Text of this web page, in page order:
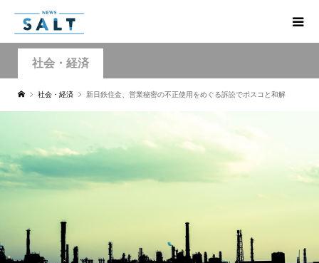
社会・経済
社会・経済 新日鉄住金、営業秘密の不正使用をめぐる訴訟でポスコと和解